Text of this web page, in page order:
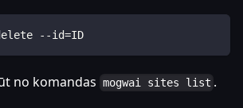
--id=ID
no komandas mogwai sites list .